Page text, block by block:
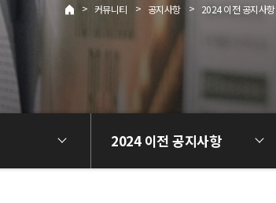
> 커뮤니티 > 공지사항 > 2024 이전 공지사항
2024 이전 공지사항